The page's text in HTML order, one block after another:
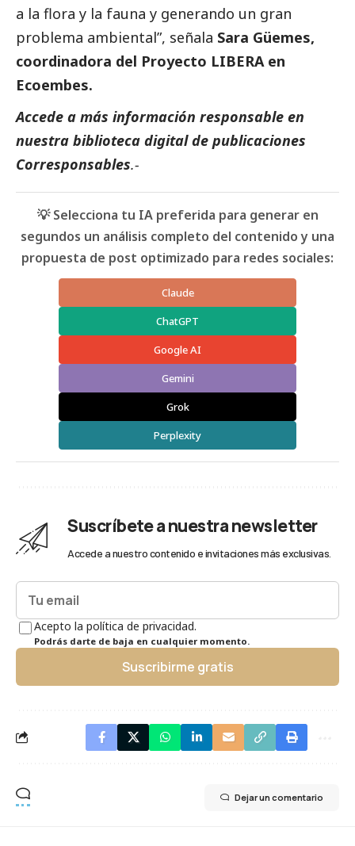
a la flora y la fauna y generando un gran
problema ambiental”, señala Sara Güemes,
coordinadora del Proyecto LIBERA en
Ecoembes.
Accede a más información responsable en
nuestra biblioteca digital de publicaciones
Corresponsables.-
💡 Selecciona tu IA preferida para generar en
segundos un análisis completo del contenido y una
propuesta de post optimizado para redes sociales:
Claude
ChatGPT
Google AI
Gemini
Grok
Perplexity
Suscríbete a nuestra newsletter
Accede a nuestro contenido e invitaciones más exclusivas.
Acepto la política de privacidad.
Podrás darte de baja en cualquier momento.
Suscribirme gratis
Dejar un comentario